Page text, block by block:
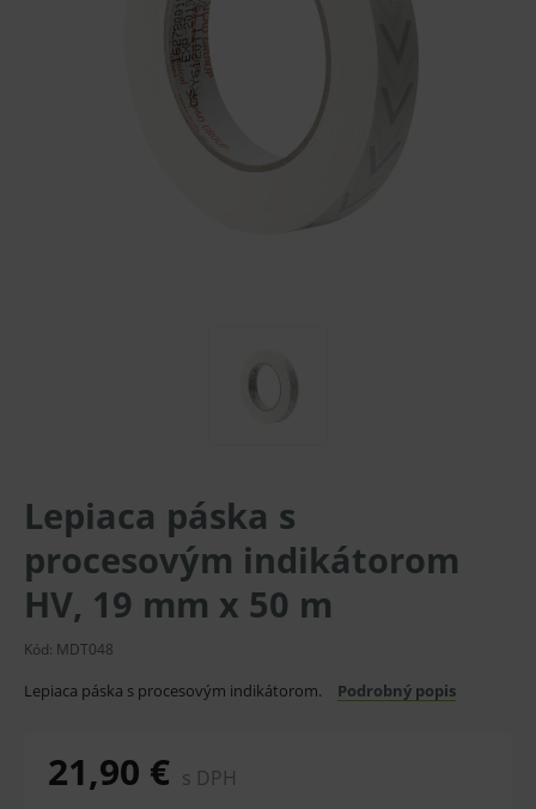
Lepiaca páska s
procesovým indikátorom
HV, 19 mm x 50 m
Kód: MDT048
Lepiaca páska s procesovým indikátorom. Podrobný popis
21,90 € s DPH